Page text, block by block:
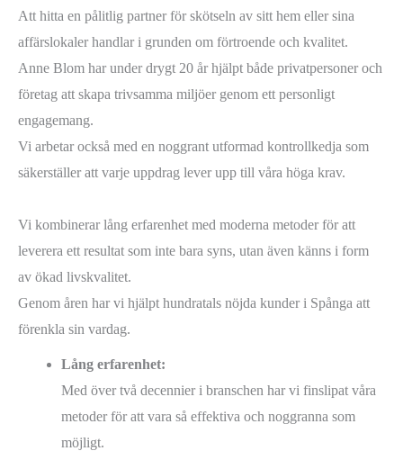
Att hitta en pålitlig partner för skötseln av sitt hem eller sina
affärslokaler handlar i grunden om förtroende och kvalitet.
Anne Blom har under drygt 20 år hjälpt både privatpersoner och
företag att skapa trivsamma miljöer genom ett personligt
engagemang.
Vi arbetar också med en noggrant utformad kontrollkedja som
säkerställer att varje uppdrag lever upp till våra höga krav.
Vi kombinerar lång erfarenhet med moderna metoder för att
leverera ett resultat som inte bara syns, utan även känns i form
av ökad livskvalitet.
Genom åren har vi hjälpt hundratals nöjda kunder i Spånga att
förenkla sin vardag.
Lång erfarenhet:
Med över två decennier i branschen har vi finslipat våra
metoder för att vara så effektiva och noggranna som
möjligt.